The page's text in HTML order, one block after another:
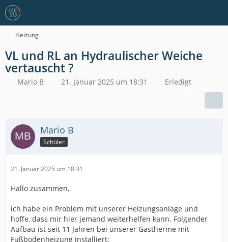
Heizung
VL und RL an Hydraulischer Weiche
vertauscht ?
Mario B 21. Januar 2025 um 18:31 Erledigt
Mario B
Schüler
21. Januar 2025 um 18:31
Hallo zusammen,
ich habe ein Problem mit unserer Heizungsanlage und
hoffe, dass mir hier jemand weiterhelfen kann. Folgender
Aufbau ist seit 11 Jahren bei unserer Gastherme mit
Fußbodenheizung installiert: